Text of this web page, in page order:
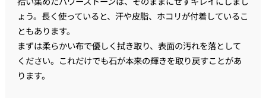
ょう。長く使っていると、汗や皮脂、ホコリが付着しているこ
ともあります。
まずは柔らかい布で優しく拭き取り、表面の汚れを落として
ください。これだけでも石が本来の輝きを取り戻すことがあ
ります。